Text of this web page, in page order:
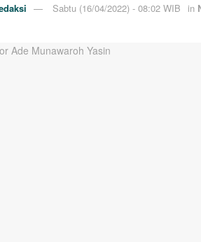
Sabtu (16/04/2022) - 08:02 WIB in